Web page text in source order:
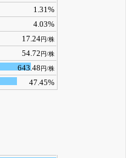
1.31%
4.03%
17.24円/株
54.72円/株
643.48円/株
47.45%